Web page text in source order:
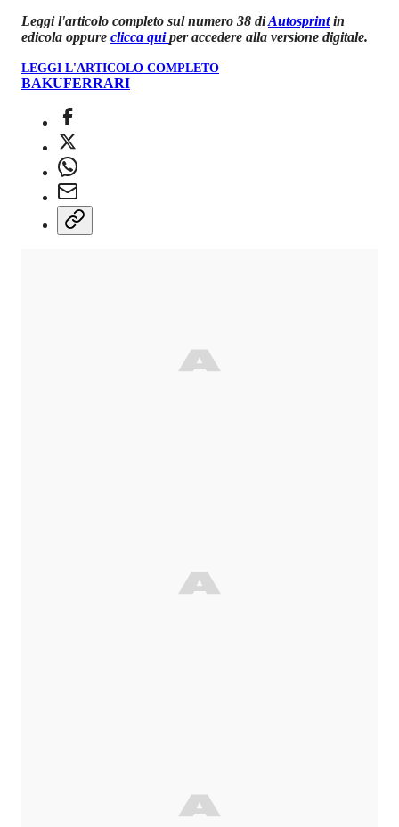
Leggi l'articolo completo sul numero 38 diAutosprintin
edicola oppure clicca quiper accedere alla versione digitale.
LEGGI L'ARTICOLO COMPLETO
BAKUFERRARI